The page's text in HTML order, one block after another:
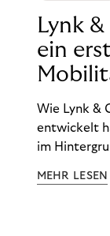
Lynk
ein
Wie Lynk &
entwickelt
im
MEHR LESEN